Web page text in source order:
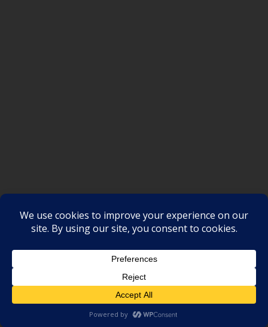
Proudly powered by WordPress |Theme: SuperMag by